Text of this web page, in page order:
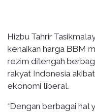
Hizbu Tahrir
kenaikan harga BBM
rezim ditengah
rakyat Indonesia
ekonomi liberal.
“Dengan berbagai hal